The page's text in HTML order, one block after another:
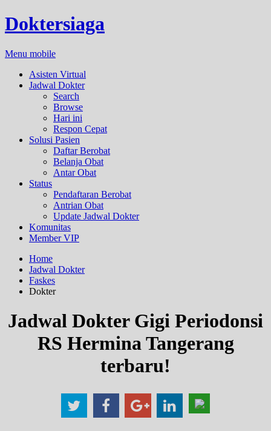
Doktersiaga
Menu mobile
Asisten Virtual
Jadwal Dokter
Search
Browse
Hari ini
Respon Cepat
Solusi Pasien
Daftar Berobat
Belanja Obat
Antar Obat
Status
Pendaftaran Berobat
Antrian Obat
Update Jadwal Dokter
Komunitas
Member VIP
Home
Jadwal Dokter
Faskes
Dokter
Jadwal Dokter Gigi Periodonsi
RS Hermina Tangerang
terbaru!